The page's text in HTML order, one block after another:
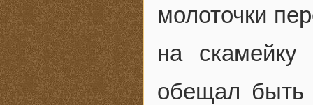
молоточки
на
обещал быть